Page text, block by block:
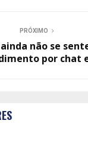
PRÓXIMO
não se
por chat